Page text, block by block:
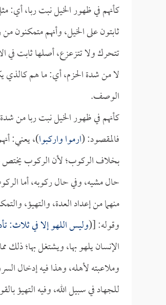
كأنهم في ظهور الخيل نبت ربا، أي:
ثابتون على الخيل، وأنهم متمكنون
تتحرك ولا تتزعزع، أصلها ثابت
لا من شدة الحزم، أي: ما هم كالذي
الوصف.
كأنهم في ظهور الخيل نبت ربا من
فالمقصود: (ارموا واركبوا)، يعني:
بخلاف الركوب؛ لأن الركوب يختص
حال مشيه، وفي حال ركوبه، أما
منهما من إعداد العدة، والتهيؤ،
وقوله: [(وليس اللهو إلا في ثلاث:
الإنسان يلهو بها، ويشتغل بها؛
وملاعبته لأهله، وهذا فيه إدخال
للجهاد في سبيل الله، وفيه التهيؤ